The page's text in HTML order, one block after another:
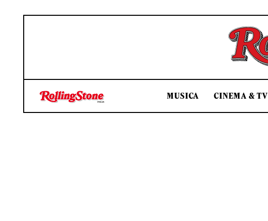
MUSICA CINEMA & TV